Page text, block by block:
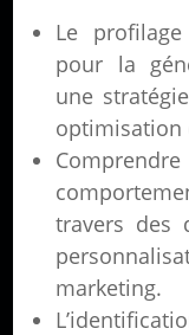
Le
pour la
une
optimisation
travers des
marketing.